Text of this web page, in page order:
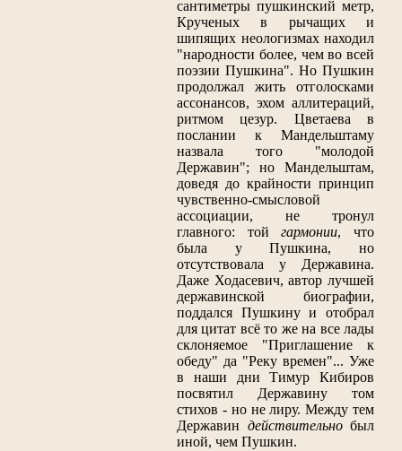
сантиметры пушкинский метр,
Крученых в рычащих и
шипящих неологизмах находил
"народности более, чем во всей
поэзии Пушкина". Но Пушкин
продолжал жить отголосками
ассонансов, эхом аллитераций,
ритмом цезур. Цветаева в
послании к Мандельштаму
назвала того "молодой
Державин"; но Мандельштам,
доведя до крайности принцип
чувственно-смысловой
ассоциации, не тронул
главного: тойгармонии, что
была у Пушкина, но
отсутствовала у Державина.
Даже Ходасевич, автор лучшей
державинской биографии,
поддался Пушкину и отобрал
для цитат всё то же на все лады
склоняемое "Приглашение к
обеду" да "Реку времен"... Уже
в наши дни Тимур Кибиров
посвятил Державину том
стихов - но не лиру. Между тем
Державин действительнобыл
иной, чем Пушкин.